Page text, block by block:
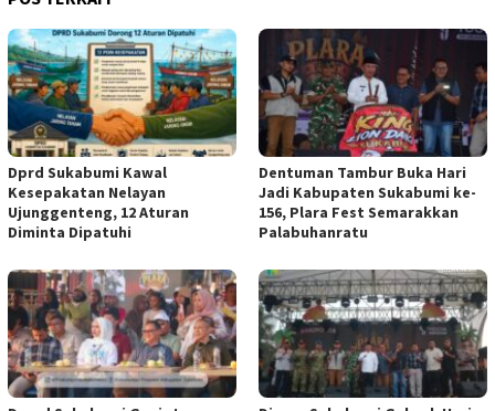
Dprd Sukabumi Kawal
Kesepakatan Nelayan
Ujunggenteng, 12 Aturan
Diminta Dipatuhi
Dentuman Tambur Buka Hari
Jadi Kabupaten Sukabumi ke-
156, Plara Fest Semarakkan
Palabuhanratu